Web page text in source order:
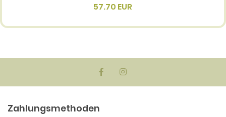
57.70 EUR
Zahlungsmethoden